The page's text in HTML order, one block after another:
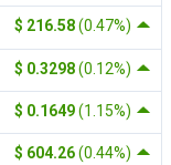
$ 216.58(0.47%)
$ 0.3298(0.12%)
$ 0.1649(1.15%)
$ 604.26(0.44%)